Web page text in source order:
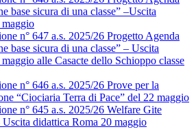
base sicura di una classe” –Uscita
n° 647 a.s. 2025/26 Progetto Agenda
base sicura di una classe” – Uscita
alle Casacte dello Schioppo classe
n° 646 a.s. 2025/26 Prove per la
“Ciociaria Terra di Pace” del 22 maggio
n° 645 a.s. 2025/26 Welfare Gite
didattica Roma 20 maggio